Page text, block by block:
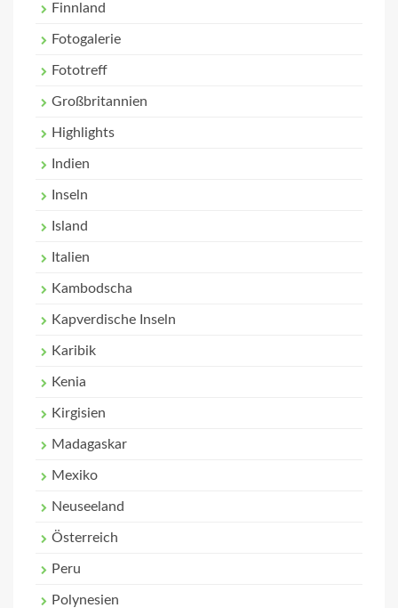
Finnland
Fotogalerie
Fototreff
Großbritannien
Highlights
Indien
Inseln
Island
Italien
Kambodscha
Kapverdische Inseln
Karibik
Kenia
Kirgisien
Madagaskar
Mexiko
Neuseeland
Österreich
Peru
Polynesien